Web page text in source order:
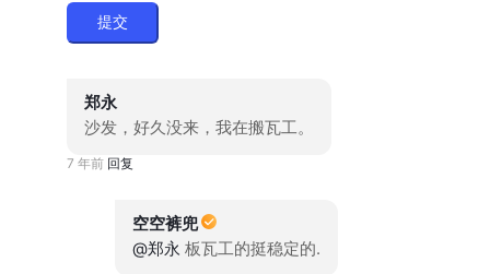
提交
郑永
沙发，好久没来，我在搬瓦工。
7 年前 回复
空空裤兜
@郑永 板瓦工的挺稳定的.